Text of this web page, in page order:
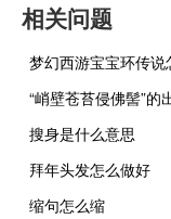
相关问题
梦幻西游宝宝环传说
“峭壁苍苔侵佛髻”的
搜身是什么意思
拜年头发怎么做好
缩句怎么缩